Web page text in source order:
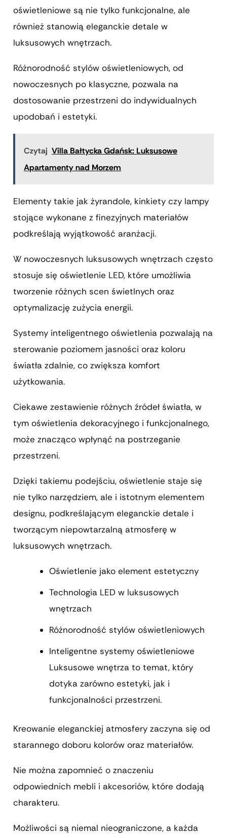
oświetleniowe są nie tylko funkcjonalne, ale
również stanowią eleganckie detale w
luksusowych wnętrzach.
Różnorodność stylów oświetleniowych, od
nowoczesnych po klasyczne, pozwala na
dostosowanie przestrzeni do indywidualnych
upodobań i estetyki.
Czytaj Villa Bałtycka Gdańsk: Luksusowe
Apartamenty nad Morzem
Elementy takie jak żyrandole, kinkiety czy lampy
stojące wykonane z finezyjnych materiałów
podkreślają wyjątkowość aranżacji.
W nowoczesnych luksusowych wnętrzach często
stosuje się oświetlenie LED, które umożliwia
tworzenie różnych scen świetlnych oraz
optymalizację zużycia energii.
Systemy inteligentnego oświetlenia pozwalają na
sterowanie poziomem jasności oraz koloru
światła zdalnie, co zwiększa komfort
użytkowania.
Ciekawe zestawienie różnych źródeł światła, w
tym oświetlenia dekoracyjnego i funkcjonalnego,
może znacząco wpłynąć na postrzeganie
przestrzeni.
Dzięki takiemu podejściu, oświetlenie staje się
nie tylko narzędziem, ale i istotnym elementem
designu, podkreślającym eleganckie detale i
tworzącym niepowtarzalną atmosferę w
luksusowych wnętrzach.
Oświetlenie jako element estetyczny
Technologia LED w luksusowych
wnętrzach
Różnorodność stylów oświetleniowych
Inteligentne systemy oświetleniowe
Luksusowe wnętrza to temat, który
dotyka zarówno estetyki, jak i
funkcjonalności przestrzeni.
Kreowanie eleganckiej atmosfery zaczyna się od
starannego doboru kolorów oraz materiałów.
Nie można zapomnieć o znaczeniu
odpowiednich mebli i akcesoriów, które dodają
charakteru.
Możliwości są niemal nieograniczone, a każda